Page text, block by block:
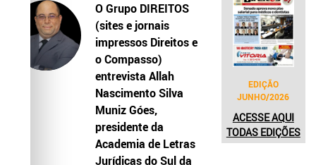
O Grupo DIREITOS
(sites e jornais
impressos Direitos e
o Compasso)
entrevista Allah
Nascimento Silva
Muniz Góes,
presidente da
Academia de Letras
Jurídicas do Sul da
EDIÇÃO
JUNHO/2026
ACESSE AQUI
TODAS EDIÇÕES